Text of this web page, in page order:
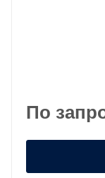
По